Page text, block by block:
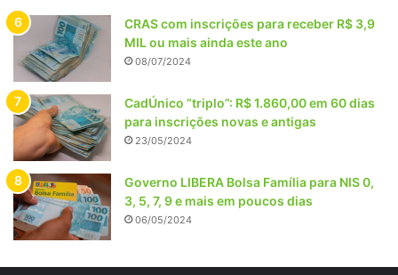
CRAS com inscrições para receber R$ 3,9
MIL ou mais ainda este ano
08/07/2024
CadÚnico “triplo”: R$ 1.860,00 em 60 dias
para inscrições novas e antigas
23/05/2024
Governo LIBERA Bolsa Família para NIS 0,
3, 5, 7, 9 e mais em poucos dias
06/05/2024